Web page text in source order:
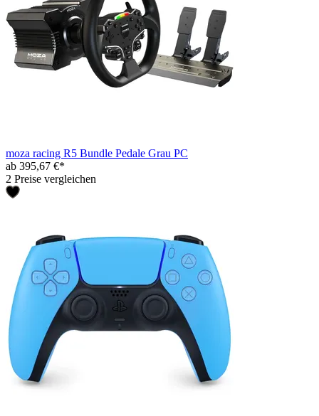
moza racing R5 Bundle Pedale Grau PC
ab 395,67 €*
2 Preise vergleichen